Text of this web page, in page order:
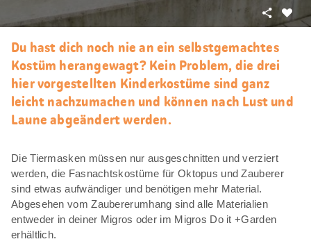
Als
Teilen
Du hast dich noch nie an ein selbstgemachtes
Kostüm herangewagt? Kein Problem, die drei
hier vorgestellten Kinderkostüme sind ganz
leicht nachzumachen und können nach Lust und
Laune abgeändert werden.
Die Tiermasken müssen nur ausgeschnitten und verziert
werden, die Fasnachtskostüme für Oktopus und Zauberer
sind etwas aufwändiger und benötigen mehr Material.
Abgesehen vom Zaubererumhang sind alle Materialien
entweder in deiner Migros oder im Migros Do it +Garden
erhältlich.